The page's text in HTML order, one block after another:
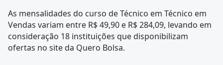
As mensalidades do curso de Técnico em Técnico em
Vendas variam entre R$ 49,90 e R$ 284,09, levando em
consideração 18 instituições que disponibilizam
ofertas no site da Quero Bolsa.